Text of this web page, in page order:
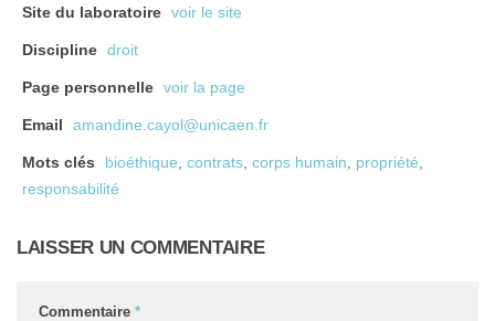
Site du laboratoire voir le site
Discipline droit
Page personnelle voir la page
Email amandine.cayol@unicaen.fr
Mots clés bioéthique, contrats, corps humain, propriété,
responsabilité
LAISSER UN COMMENTAIRE
Commentaire *